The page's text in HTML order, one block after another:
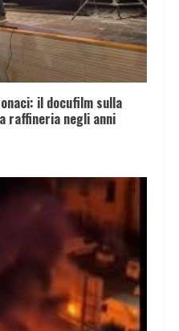
il docufilm sulla
raffineria negli anni